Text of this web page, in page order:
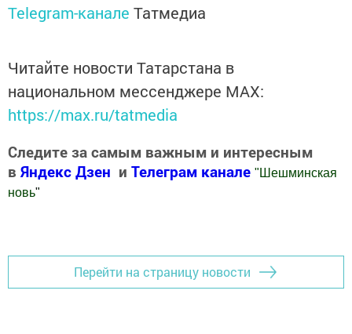
Telegram-канале Татмедиа
Читайте новости Татарстана в
национальном мессенджере MАХ:
https://max.ru/tatmedia
Следите за самым важным и интересным
в Яндекс Дзен и Телеграм канале " Шешминская
новь"
Перейти на страницу новости